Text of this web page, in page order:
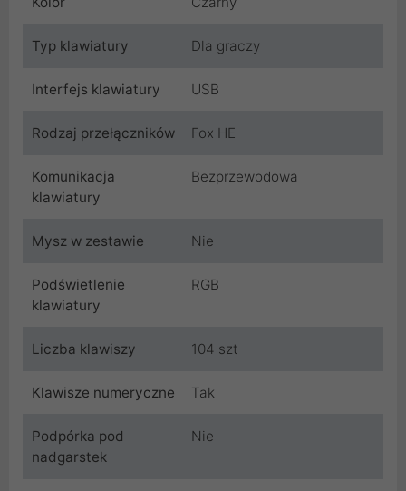
Typ klawiatury Dla graczy
Interfejs klawiatury USB
Rodzaj przełączników Fox HE
Komunikacja
klawiatury
Bezprzewodowa
Mysz w zestawie Nie
Podświetlenie
klawiatury
RGB
Liczba klawiszy 104 szt
Klawisze numeryczne Tak
Podpórka pod
nadgarstek
Nie